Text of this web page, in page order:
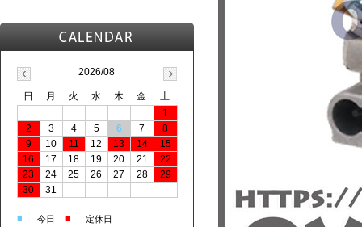
2026/08
日 月 火 水 木 金
土
1
2
3 4 5 6 7
8
9
10 11 12 13 14
15
16
17 18 19 20 21
22
23
24 25 26 27 28
29
30
31
■ 今日 ■ 定休日